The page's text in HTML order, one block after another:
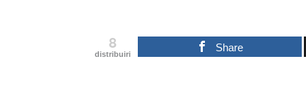
8
distribuiri
Share